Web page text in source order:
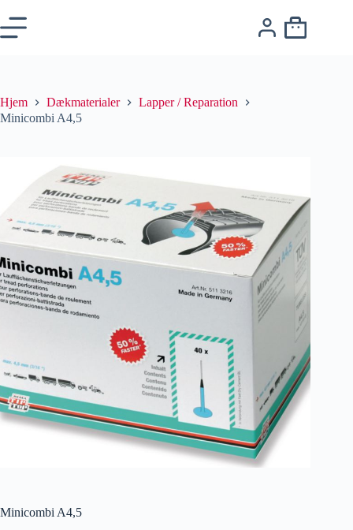
Hjem Dækmaterialer
Lapper / Reparation
Minicombi A4,5
Minicombi A4,5